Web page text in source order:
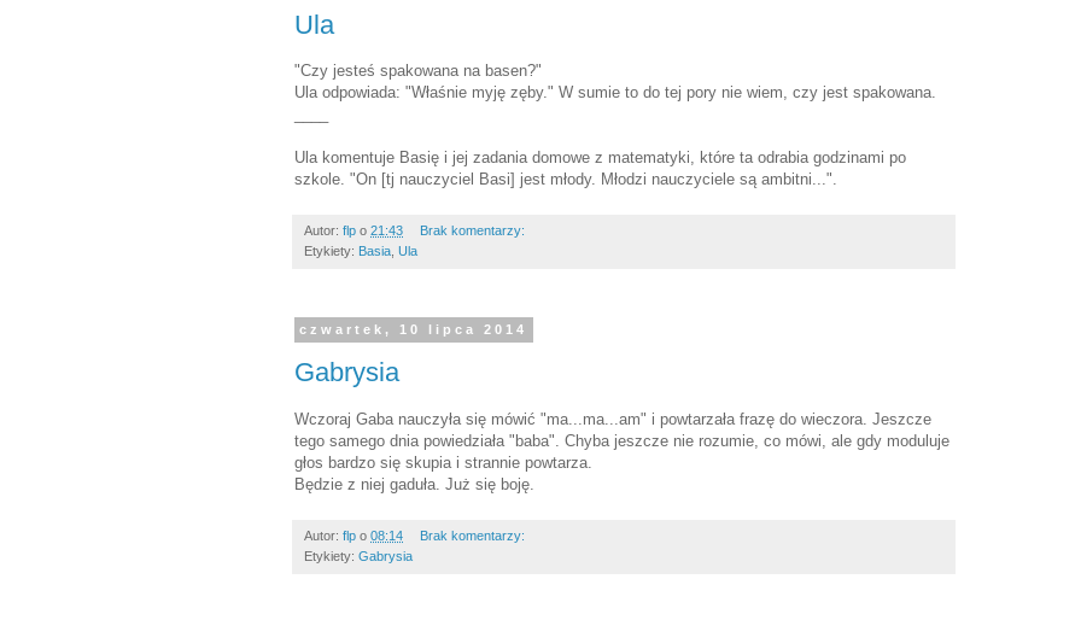
Ula
"Czy jesteś spakowana na basen?"
Ula odpowiada: "Właśnie myję zęby." W sumie to do tej pory nie wiem, czy jest spakowana.
Ula komentuje Basię i jej zadania domowe z matematyki, które ta odrabia godzinami po
szkole. "On [tj nauczyciel Basi] jest młody. Młodzi nauczyciele są ambitni...".
Autor: flp o 21:43
Brak komentarzy:
Etykiety: Basia Ula
czwartek, 10 lipca 2014
Gabrysia
Wczoraj Gaba nauczyła się mówić "ma...ma...am" i powtarzała frazę do wieczora. Jeszcze
tego samego dnia powiedziała "baba". Chyba jeszcze nie rozumie, co mówi, ale gdy moduluje
głos bardzo się skupia i strannie powtarza.
Będzie z niej gaduła. Już się boję.
Autor: flp o 08:14
Brak komentarzy:
Etykiety: Gabrysia